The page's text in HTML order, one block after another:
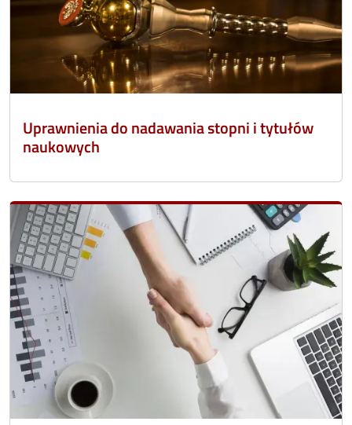
Uprawnienia do nadawania stopni i tytułów
naukowych